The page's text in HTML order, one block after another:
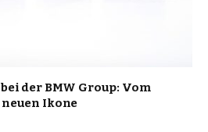
der BMW Group: Vom
Ikone